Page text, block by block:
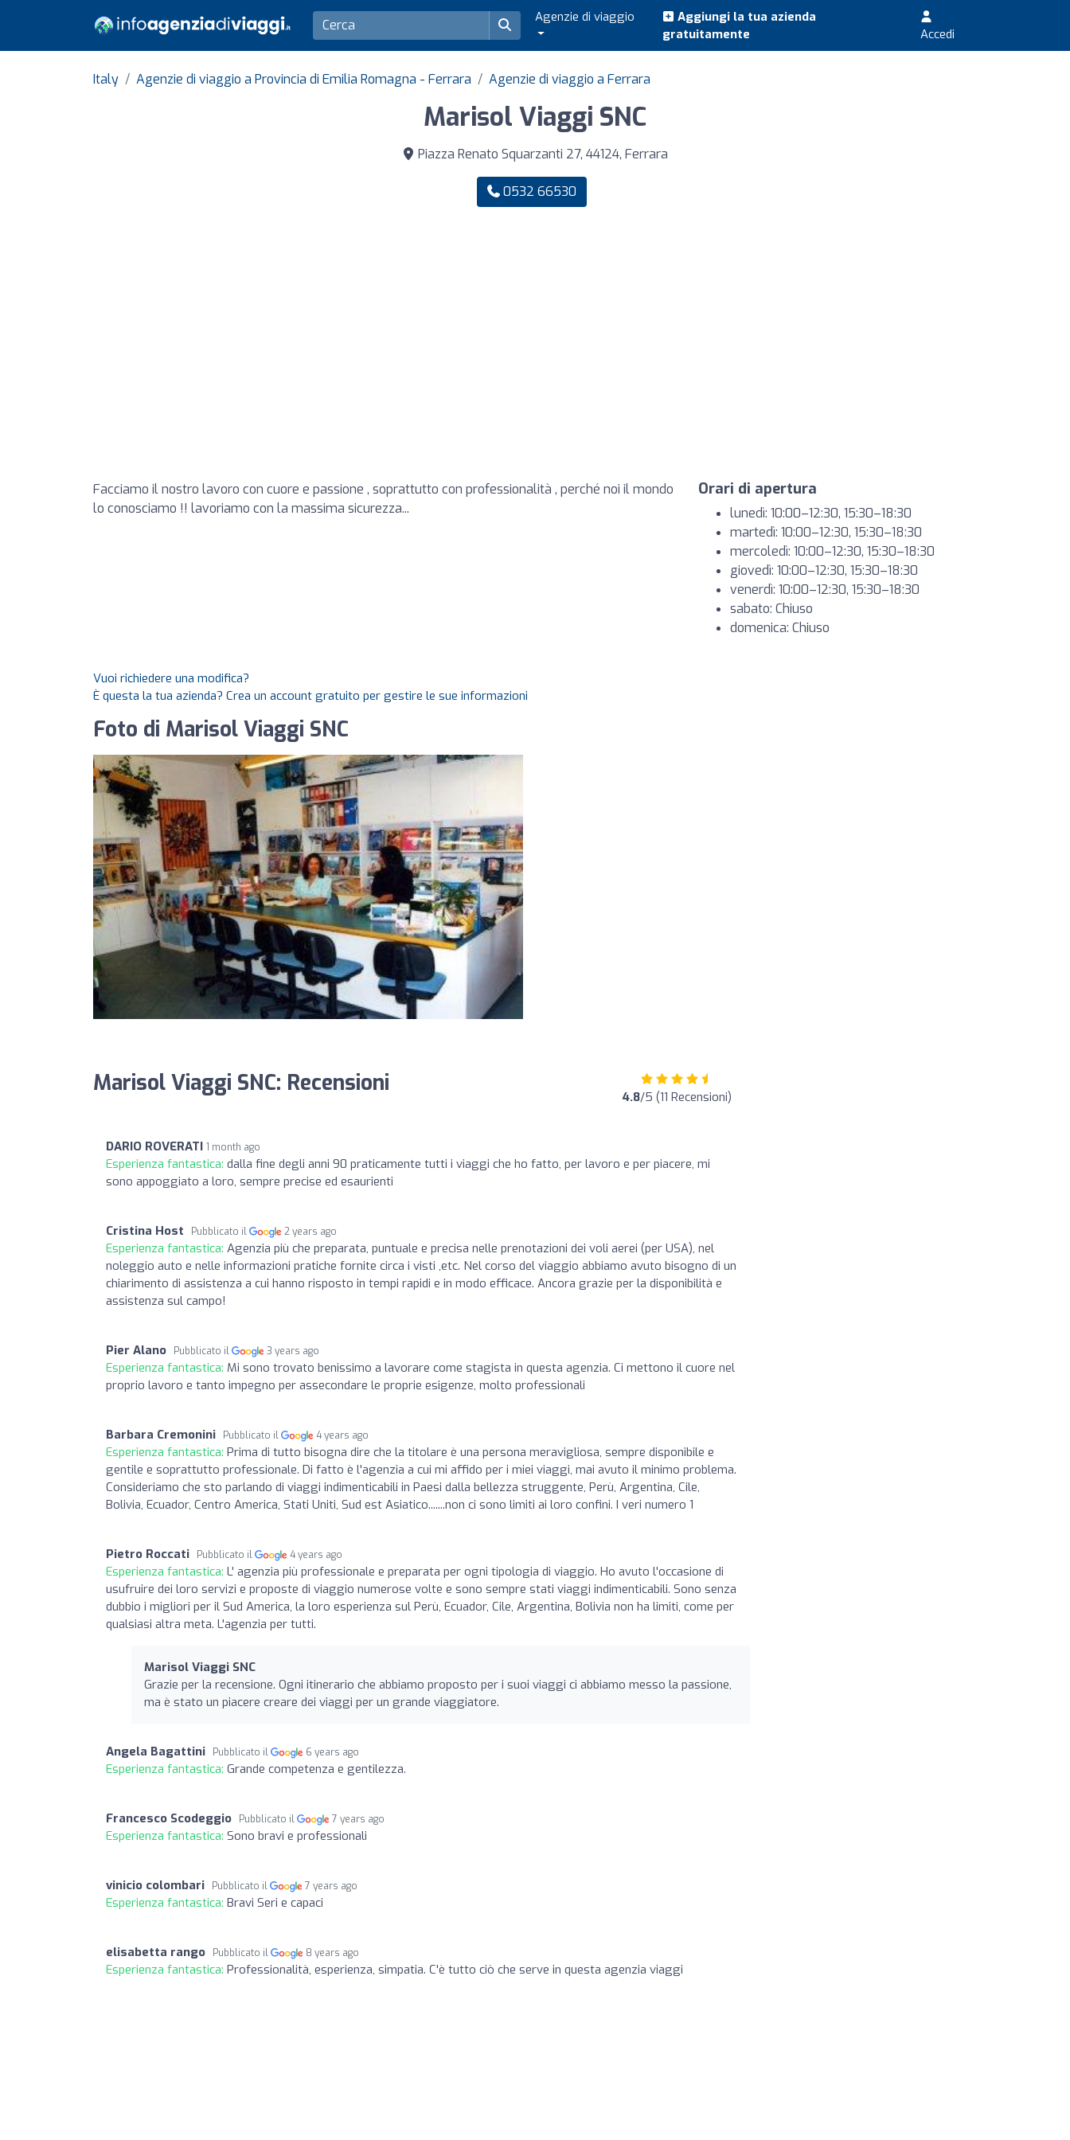
Agenzie di viaggio
Aggiungi la tua azienda
gratuitamente
Accedi
Italy Agenzie di viaggio a Provincia di Emilia Romagna - Ferrara Agenzie di viaggio a Ferrara
Marisol Viaggi SNC
Piazza Renato Squarzanti 27, 44124, Ferrara
0532 66530
Facciamo il nostro lavoro con cuore e passione , soprattutto con professionalità , perché noi il mondo
lo conosciamo !! lavoriamo con la massima sicurezza...
Orari di apertura
lunedì: 10:00–12:30, 15:30–18:30
martedì: 10:00–12:30, 15:30–18:30
mercoledì: 10:00–12:30, 15:30–18:30
giovedì: 10:00–12:30, 15:30–18:30
venerdì: 10:00–12:30, 15:30–18:30
sabato: Chiuso
domenica: Chiuso
Vuoi richiedere una modifica?
È questa la tua azienda? Crea un account gratuito per gestire le sue informazioni
Foto di Marisol Viaggi SNC
Marisol Viaggi SNC: Recensioni 4.8/5 (11 Recensioni)
DARIO ROVERATI 1 month ago
Esperienza fantastica: dalla fine degli anni 90 praticamente tutti i viaggi che ho fatto, per lavoro e per piacere, mi
sono appoggiato a loro, sempre precise ed esaurienti
Cristina Host Pubblicato il 2 years ago
Esperienza fantastica: Agenzia più che preparata, puntuale e precisa nelle prenotazioni dei voli aerei (per USA), nel
noleggio auto e nelle informazioni pratiche fornite circa i visti ,etc. Nel corso del viaggio abbiamo avuto bisogno di un
chiarimento di assistenza a cui hanno risposto in tempi rapidi e in modo efficace. Ancora grazie per la disponibilità e
assistenza sul campo!
Pier Alano Pubblicato il 3 years ago
Esperienza fantastica: Mi sono trovato benissimo a lavorare come stagista in questa agenzia. Ci mettono il cuore nel
proprio lavoro e tanto impegno per assecondare le proprie esigenze, molto professionali
Barbara Cremonini Pubblicato il 4 years ago
Esperienza fantastica: Prima di tutto bisogna dire che la titolare è una persona meravigliosa, sempre disponibile e
gentile e soprattutto professionale. Di fatto è l'agenzia a cui mi affido per i miei viaggi, mai avuto il minimo problema.
Consideriamo che sto parlando di viaggi indimenticabili in Paesi dalla bellezza struggente, Perù, Argentina, Cile,
Bolivia, Ecuador, Centro America, Stati Uniti, Sud est Asiatico.......non ci sono limiti ai loro confini. I veri numero 1
Pietro Roccati Pubblicato il 4 years ago
Esperienza fantastica: L' agenzia più professionale e preparata per ogni tipologia di viaggio. Ho avuto l'occasione di
usufruire dei loro servizi e proposte di viaggio numerose volte e sono sempre stati viaggi indimenticabili. Sono senza
dubbio i migliori per il Sud America, la loro esperienza sul Perù, Ecuador, Cile, Argentina, Bolivia non ha limiti, come per
qualsiasi altra meta. L'agenzia per tutti.
Marisol Viaggi SNC
Grazie per la recensione. Ogni itinerario che abbiamo proposto per i suoi viaggi ci abbiamo messo la passione,
ma è stato un piacere creare dei viaggi per un grande viaggiatore.
Angela Bagattini Pubblicato il 6 years ago
Esperienza fantastica: Grande competenza e gentilezza.
Francesco Scodeggio Pubblicato il 7 years ago
Esperienza fantastica: Sono bravi e professionali
vinicio colombari Pubblicato il 7 years ago
Esperienza fantastica: Bravi Seri e capaci
elisabetta rango Pubblicato il 8 years ago
Esperienza fantastica: Professionalità, esperienza, simpatia. C'è tutto ciò che serve in questa agenzia viaggi